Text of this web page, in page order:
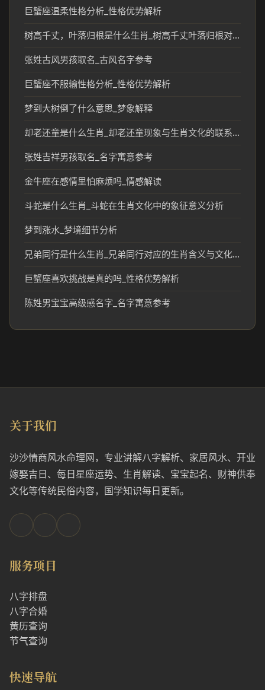
巨蟹座温柔性格分析_性格优势解析
树高千丈，叶落归根是什么生肖_树高千丈叶落归根对应生肖含义解析
张姓古风男孩取名_古风名字参考
巨蟹座不服输性格分析_性格优势解析
梦到大树倒了什么意思_梦象解释
却老还童是什么生肖_却老还童现象与生肖文化的联系分析
张姓吉祥男孩取名_名字寓意参考
金牛座在感情里怕麻烦吗_情感解读
斗蛇是什么生肖_斗蛇在生肖文化中的象征意义分析
梦到涨水_梦境细节分析
兄弟同行是什么生肖_兄弟同行对应的生肖含义与文化解读
巨蟹座喜欢挑战是真的吗_性格优势解析
陈姓男宝宝高级感名字_名字寓意参考
关于我们
沙沙情商风水命理网，专业讲解八字解析、家居风水、开业
嫁娶吉日、每日星座运势、生肖解读、宝宝起名、财神供奉
文化等传统民俗内容，国学知识每日更新。
服务项目
八字排盘
八字合婚
黄历查询
节气查询
快速导航